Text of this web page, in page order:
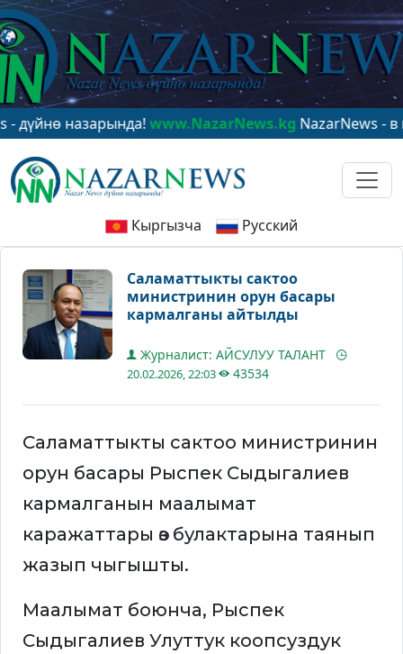
назарында!www.NazarNews.kgNazarNews - в
Кыргызча Русский
Саламаттыкты сактоо
министринин орун басары
кармалганы айтылды
Журналист: АЙСУЛУУ ТАЛАНТ
20.02.2026, 22:03 43534
Саламаттыкты сактоо министринин
орун басары Рыспек Сыдыгалиев
кармалганын маалымат
каражаттары өз булактарына таянып
жазып чыгышты.
Маалымат боюнча, Рыспек
Сыдыгалиев Улуттук коопсуздук